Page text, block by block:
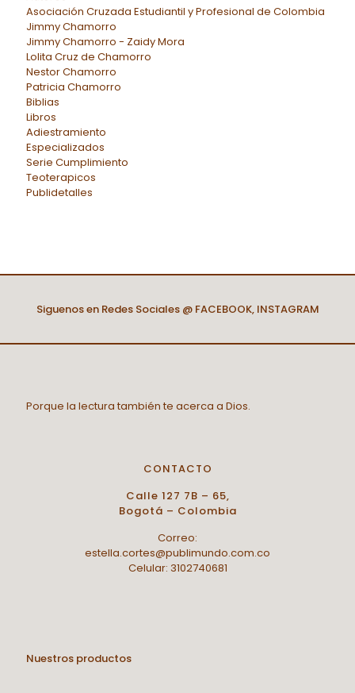
Asociación Cruzada Estudiantil y Profesional de Colombia
Jimmy Chamorro
Jimmy Chamorro - Zaidy Mora
Lolita Cruz de Chamorro
Nestor Chamorro
Patricia Chamorro
Biblias
Libros
Adiestramiento
Especializados
Serie Cumplimiento
Teoterapicos
Publidetalles
Siguenos en Redes Sociales @ FACEBOOK, INSTAGRAM
Porque la lectura también te acerca a Dios.
CONTACTO
Calle 127 7B – 65,
Bogotá – Colombia
Correo:
estella.cortes@publimundo.com.co
Celular: 3102740681
Nuestros productos